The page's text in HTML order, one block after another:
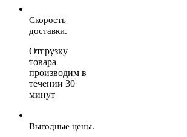
Скорость
доставки.
Отгрузку
товара
производим в
течении 30
минут
Выгодные цены.